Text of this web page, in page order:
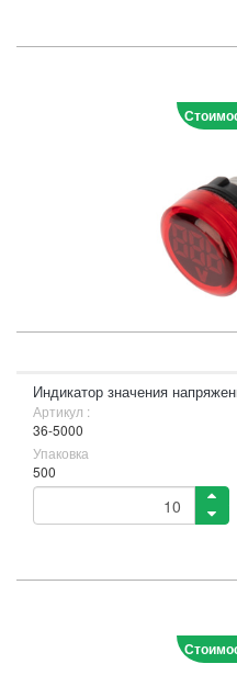
Индикатор значения
Артикул :
36-5000
Упаковка
500